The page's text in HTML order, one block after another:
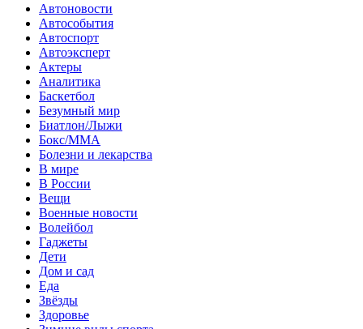
Автоновости
Автособытия
Автоспорт
Автоэксперт
Актеры
Аналитика
Баскетбол
Безумный мир
Биатлон/Лыжи
Бокс/MMA
Болезни и лекарства
В мире
В России
Вещи
Военные новости
Волейбол
Гаджеты
Дети
Дом и сад
Еда
Звёзды
Здоровье